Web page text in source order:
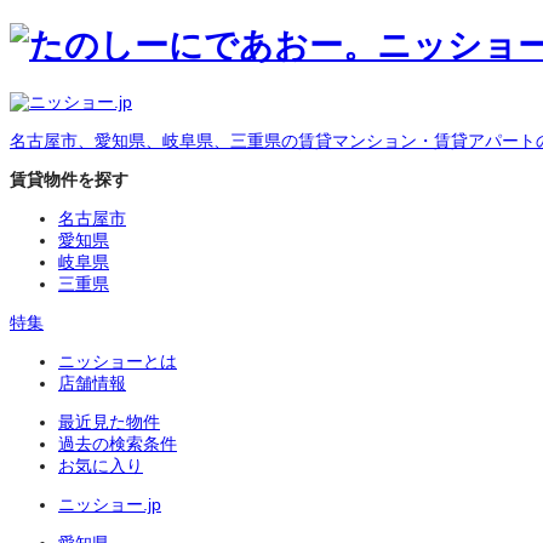
名古屋市、愛知県、岐阜県、三重県の賃貸マンション・賃貸アパート
賃貸物件を探す
名古屋市
愛知県
岐阜県
三重県
特集
ニッショーとは
店舗情報
最近見た物件
過去の検索条件
お気に入り
ニッショー.jp